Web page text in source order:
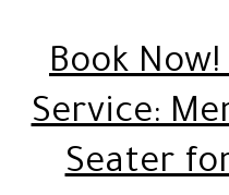
Book
Service:
Seater